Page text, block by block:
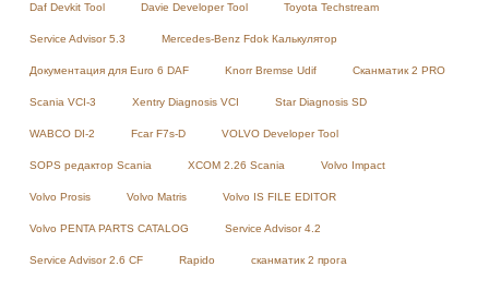
Daf Devkit Tool Davie Developer Tool Toyota Techstream
Service Advisor 5.3 Mercedes-Benz Fdok Калькулятор
Документация для Euro 6 DAF Knorr Bremse Udif Сканматик 2 PRO
Scania VCI-3 Xentry Diagnosis VCI Star Diagnosis SD
WABCO DI-2 Fcar F7s-D VOLVO Developer Tool
SOPS редактор Scania XCOM 2.26 Scania Volvo Impact
Volvo Prosis Volvo Matris Volvo IS FILE EDITOR
Volvo PENTA PARTS CATALOG Service Advisor 4.2
Service Advisor 2.6 CF Rapido сканматик 2 прога